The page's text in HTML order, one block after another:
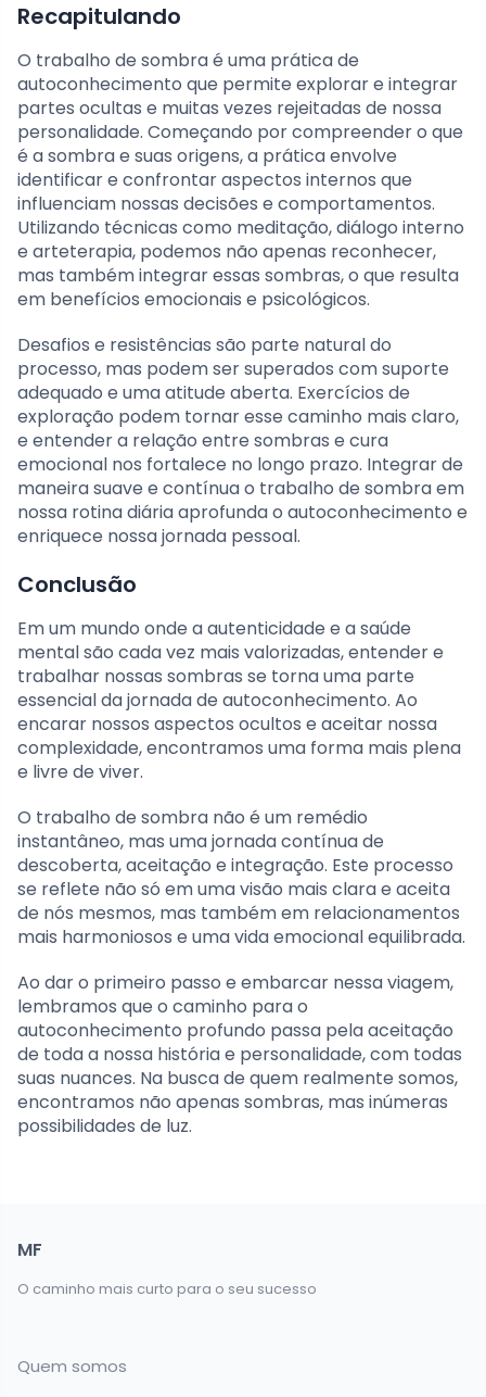
Recapitulando
O trabalho de sombra é uma prática de
autoconhecimento que permite explorar e integrar
partes ocultas e muitas vezes rejeitadas de nossa
personalidade. Começando por compreender o que
é a sombra e suas origens, a prática envolve
identificar e confrontar aspectos internos que
influenciam nossas decisões e comportamentos.
Utilizando técnicas como meditação, diálogo interno
e arteterapia, podemos não apenas reconhecer,
mas também integrar essas sombras, o que resulta
em benefícios emocionais e psicológicos.
Desafios e resistências são parte natural do
processo, mas podem ser superados com suporte
adequado e uma atitude aberta. Exercícios de
exploração podem tornar esse caminho mais claro,
e entender a relação entre sombras e cura
emocional nos fortalece no longo prazo. Integrar de
maneira suave e contínua o trabalho de sombra em
nossa rotina diária aprofunda o autoconhecimento e
enriquece nossa jornada pessoal.
Conclusão
Em um mundo onde a autenticidade e a saúde
mental são cada vez mais valorizadas, entender e
trabalhar nossas sombras se torna uma parte
essencial da jornada de autoconhecimento. Ao
encarar nossos aspectos ocultos e aceitar nossa
complexidade, encontramos uma forma mais plena
e livre de viver.
O trabalho de sombra não é um remédio
instantâneo, mas uma jornada contínua de
descoberta, aceitação e integração. Este processo
se reflete não só em uma visão mais clara e aceita
de nós mesmos, mas também em relacionamentos
mais harmoniosos e uma vida emocional equilibrada.
Ao dar o primeiro passo e embarcar nessa viagem,
lembramos que o caminho para o
autoconhecimento profundo passa pela aceitação
de toda a nossa história e personalidade, com todas
suas nuances. Na busca de quem realmente somos,
encontramos não apenas sombras, mas inúmeras
possibilidades de luz.
MF
O caminho mais curto para o seu sucesso
Quem somos